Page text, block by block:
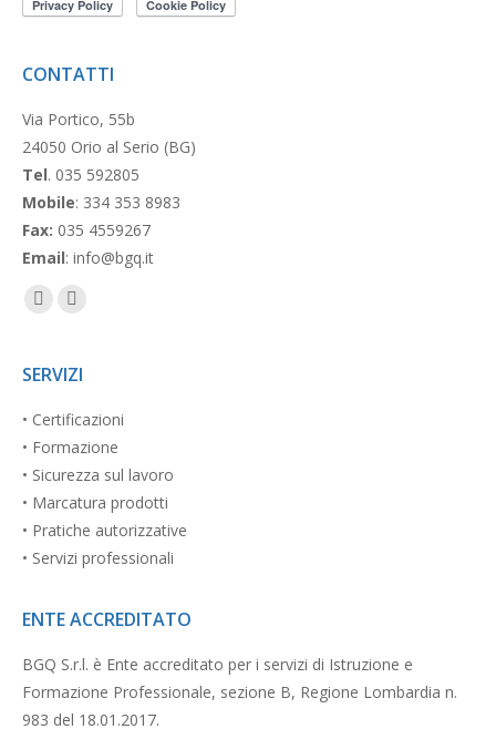
CONTATTI
Via Portico, 55b
24050 Orio al Serio (BG)
Tel. 035 592805
Mobile: 334 353 8983
Fax: 035 4559267
Email: info@bgq.it
opens
new
window
opens
new
window
SERVIZI
• Certificazioni
• Formazione
• Sicurezza sul lavoro
• Marcatura prodotti
• Pratiche autorizzative
• Servizi professionali
ENTE ACCREDITATO
BGQ S.r.l. è Ente accreditato per i servizi di Istruzione e
Formazione Professionale, sezione B, Regione Lombardia n.
983 del 18.01.2017.